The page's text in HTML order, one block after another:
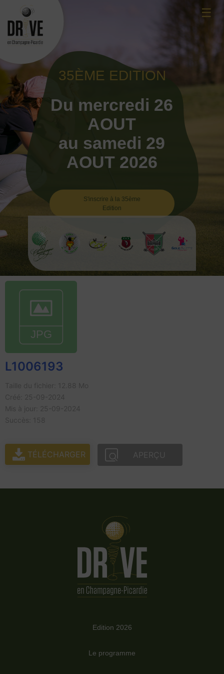
content
☰
35ÈME EDITION
Du mercredi 26
AOUT
au samedi 29
AOUT 2026
S'inscrire à la 35ème
Edition
L1006193
TÉLÉCHARGER APERÇU
Edition 2026
Le programme